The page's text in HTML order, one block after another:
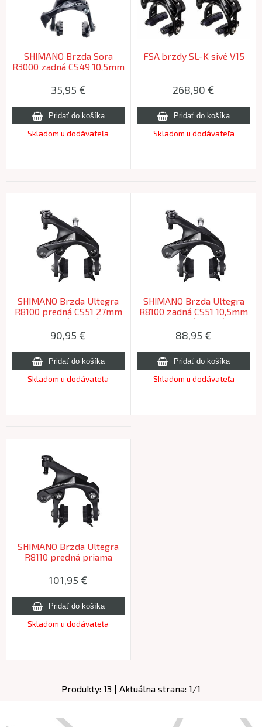
SHIMANO Brzda Sora
R3000 zadná CS49 10,5mm
35,95 €
Skladom u dodávateľa
FSA brzdy SL-K sivé V15
268,90 €
Skladom u dodávateľa
SHIMANO Brzda Ultegra
R8100 predná CS51 27mm
matica (R55C4)
90,95 €
Skladom u dodávateľa
SHIMANO Brzda Ultegra
R8100 zadná CS51 10,5mm
matica (R55C4)
88,95 €
Skladom u dodávateľa
SHIMANO Brzda Ultegra
R8110 predná priama
101,95 €
Skladom u dodávateľa
Produkty: 13 | Aktuálna strana: 1/1